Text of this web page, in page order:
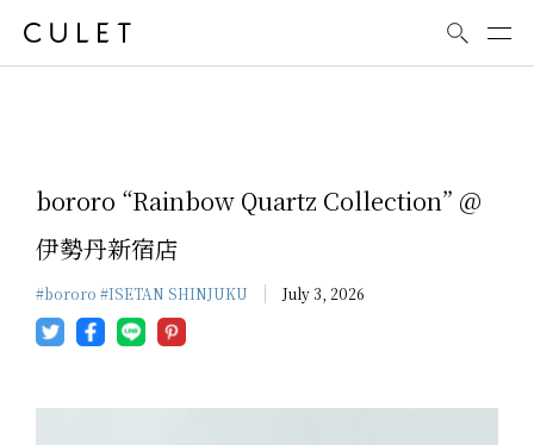
News
bororo “Rainbow Quartz Collection” @
伊勢丹新宿店
#bororo #ISETAN SHINJUKU July 3, 2026